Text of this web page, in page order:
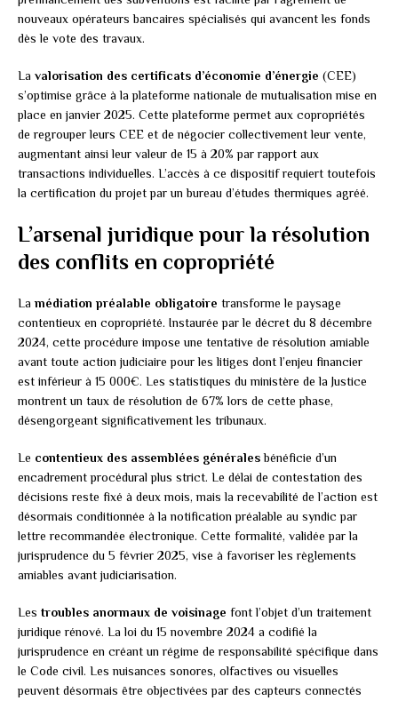
nouveaux opérateurs bancaires spécialisés qui avancent les fonds
dès le vote des travaux.
La valorisation des certificats d’économie d’énergie (CEE)
s’optimise grâce à la plateforme nationale de mutualisation mise en
place en janvier 2025. Cette plateforme permet aux copropriétés
de regrouper leurs CEE et de négocier collectivement leur vente,
augmentant ainsi leur valeur de 15 à 20% par rapport aux
transactions individuelles. L’accès à ce dispositif requiert toutefois
la certification du projet par un bureau d’études thermiques agréé.
L’arsenal juridique pour la résolution
des conflits en copropriété
La médiation préalable obligatoire transforme le paysage
contentieux en copropriété. Instaurée par le décret du 8 décembre
2024, cette procédure impose une tentative de résolution amiable
avant toute action judiciaire pour les litiges dont l’enjeu financier
est inférieur à 15 000€. Les statistiques du ministère de la Justice
montrent un taux de résolution de 67% lors de cette phase,
désengorgeant significativement les tribunaux.
Le contentieux des assemblées généralesbénéficie d’un
encadrement procédural plus strict. Le délai de contestation des
décisions reste fixé à deux mois, mais la recevabilité de l’action est
désormais conditionnée à la notification préalable au syndic par
lettre recommandée électronique. Cette formalité, validée par la
jurisprudence du 5 février 2025, vise à favoriser les règlements
amiables avant judiciarisation.
Les troubles anormaux de voisinage font l’objet d’un traitement
juridique rénové. La loi du 15 novembre 2024 a codifié la
jurisprudence en créant un régime de responsabilité spécifique dans
le Code civil. Les nuisances sonores, olfactives ou visuelles
peuvent désormais être objectivées par des capteurs connectés